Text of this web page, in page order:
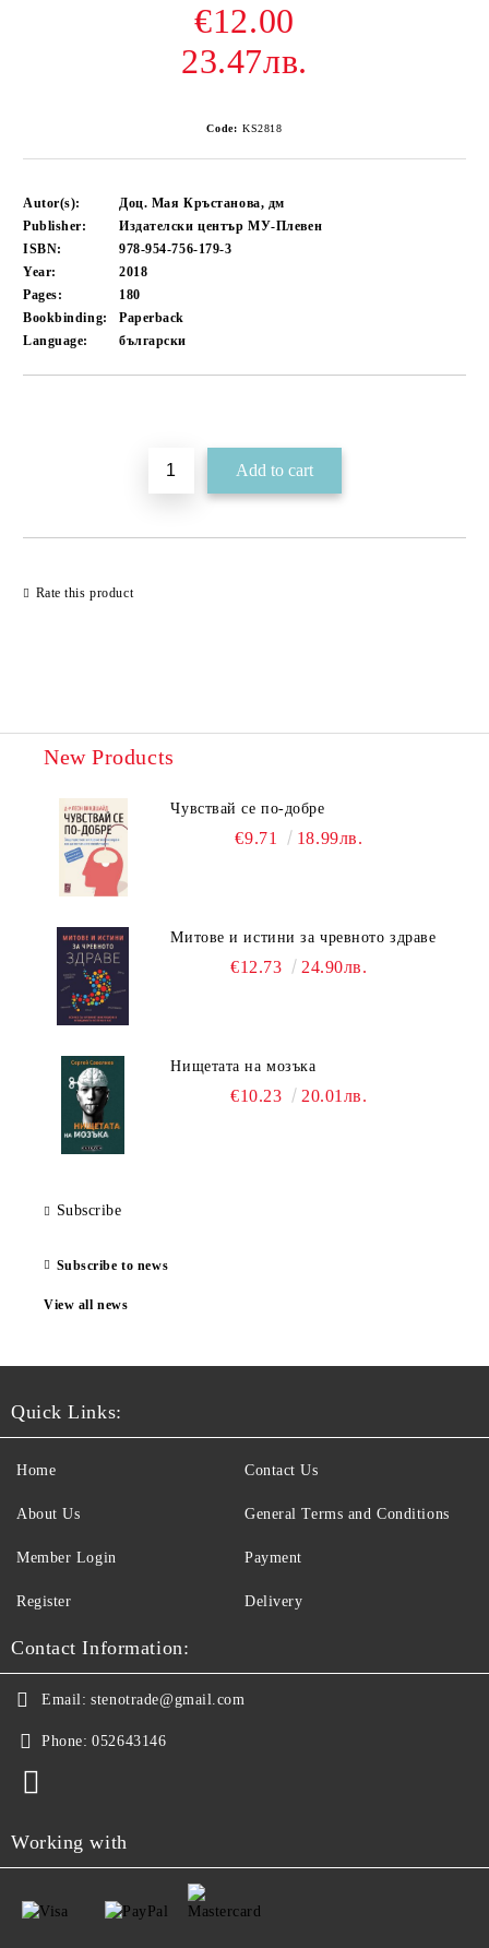
€12.00
23.47лв.
Code: KS2818
Autor(s):
Доц. Мая Кръстанова, дм
Publisher:
Издателски център МУ-Плевен
ISBN:
978-954-756-179-3
Year:
2018
Pages:
180
Bookbinding:
Paperback
Language:
български
Rate this product
New Products
Чувствай се по-добре
€9.71 18.99лв.
Митове и истини за чревното здраве
€12.73 24.90лв.
Нищетата на мозъка
€10.23 20.01лв.
Subscribe
Subscribe to news
View all news
Quick Links:
Home
About Us
Member Login
Register
Contact Us
General Terms and Conditions
Payment
Delivery
Contact Information:
Email: stenotrade@gmail.com
Phone: 052643146
Working with